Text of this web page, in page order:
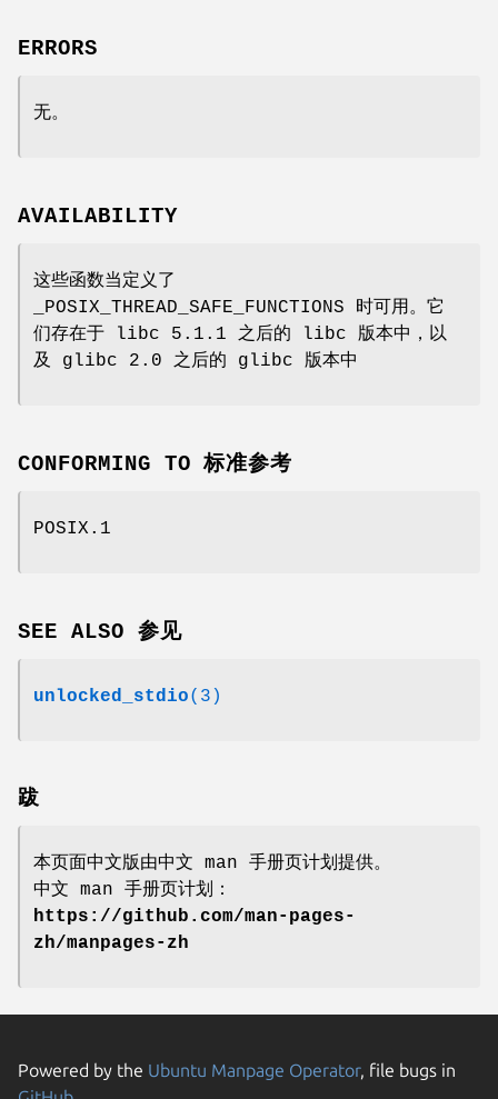
ERRORS
无。
AVAILABILITY
这些函数当定义了
_POSIX_THREAD_SAFE_FUNCTIONS 时可用。它
们存在于 libc 5.1.1 之后的 libc 版本中，以
及 glibc 2.0 之后的 glibc 版本中
CONFORMING TO 标准参考
POSIX.1
SEE ALSO 参见
unlocked_stdio(3)
跋
本页面中文版由中文 man 手册页计划提供。
中文 man 手册页计划：
https://github.com/man-pages-
zh/manpages-zh
Powered by the Ubuntu Manpage Operator, file bugs in